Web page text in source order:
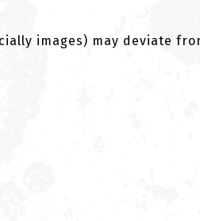
images) may deviate